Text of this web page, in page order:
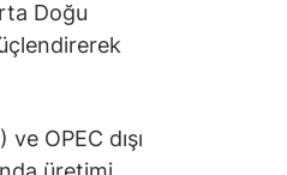
Doğu
OPEC dışı